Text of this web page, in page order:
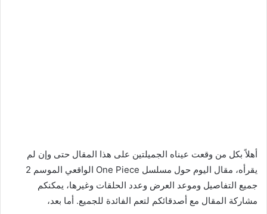
أهلاً بكل من وقعت عيناه الجميلتين على هذا المقال حتى وإن لم
يقرأه، مقال اليوم حول مسلسل One Piece الواقعي الموسم 2
جميع التفاصيل وموعد العرض وعدد الحلقات وغيرها، يمكنكم
مشاركة المقال مع أصدقائكم لتعم الفائدة للجميع. أما بعد،